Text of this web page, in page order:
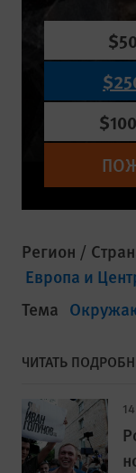
$50
Регион /
Европа и
Тема
ЧИТАТЬ